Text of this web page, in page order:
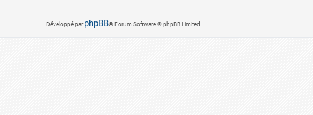
Développé parphpBB® Forum Software © phpBB Limited